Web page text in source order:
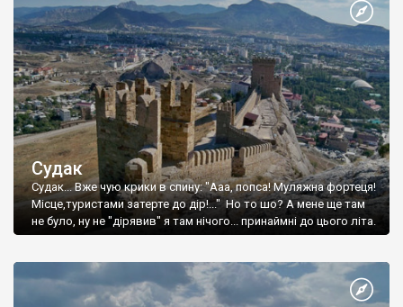
Судак
Судак... Вже чую крики в спину: "Ааа, попса! Муляжна фортеця!
Місце,туристами затерте до дір!..." Но то шо? А мене ще там
не було, ну не "дірявив" я там нічого... принаймні до цього літа.